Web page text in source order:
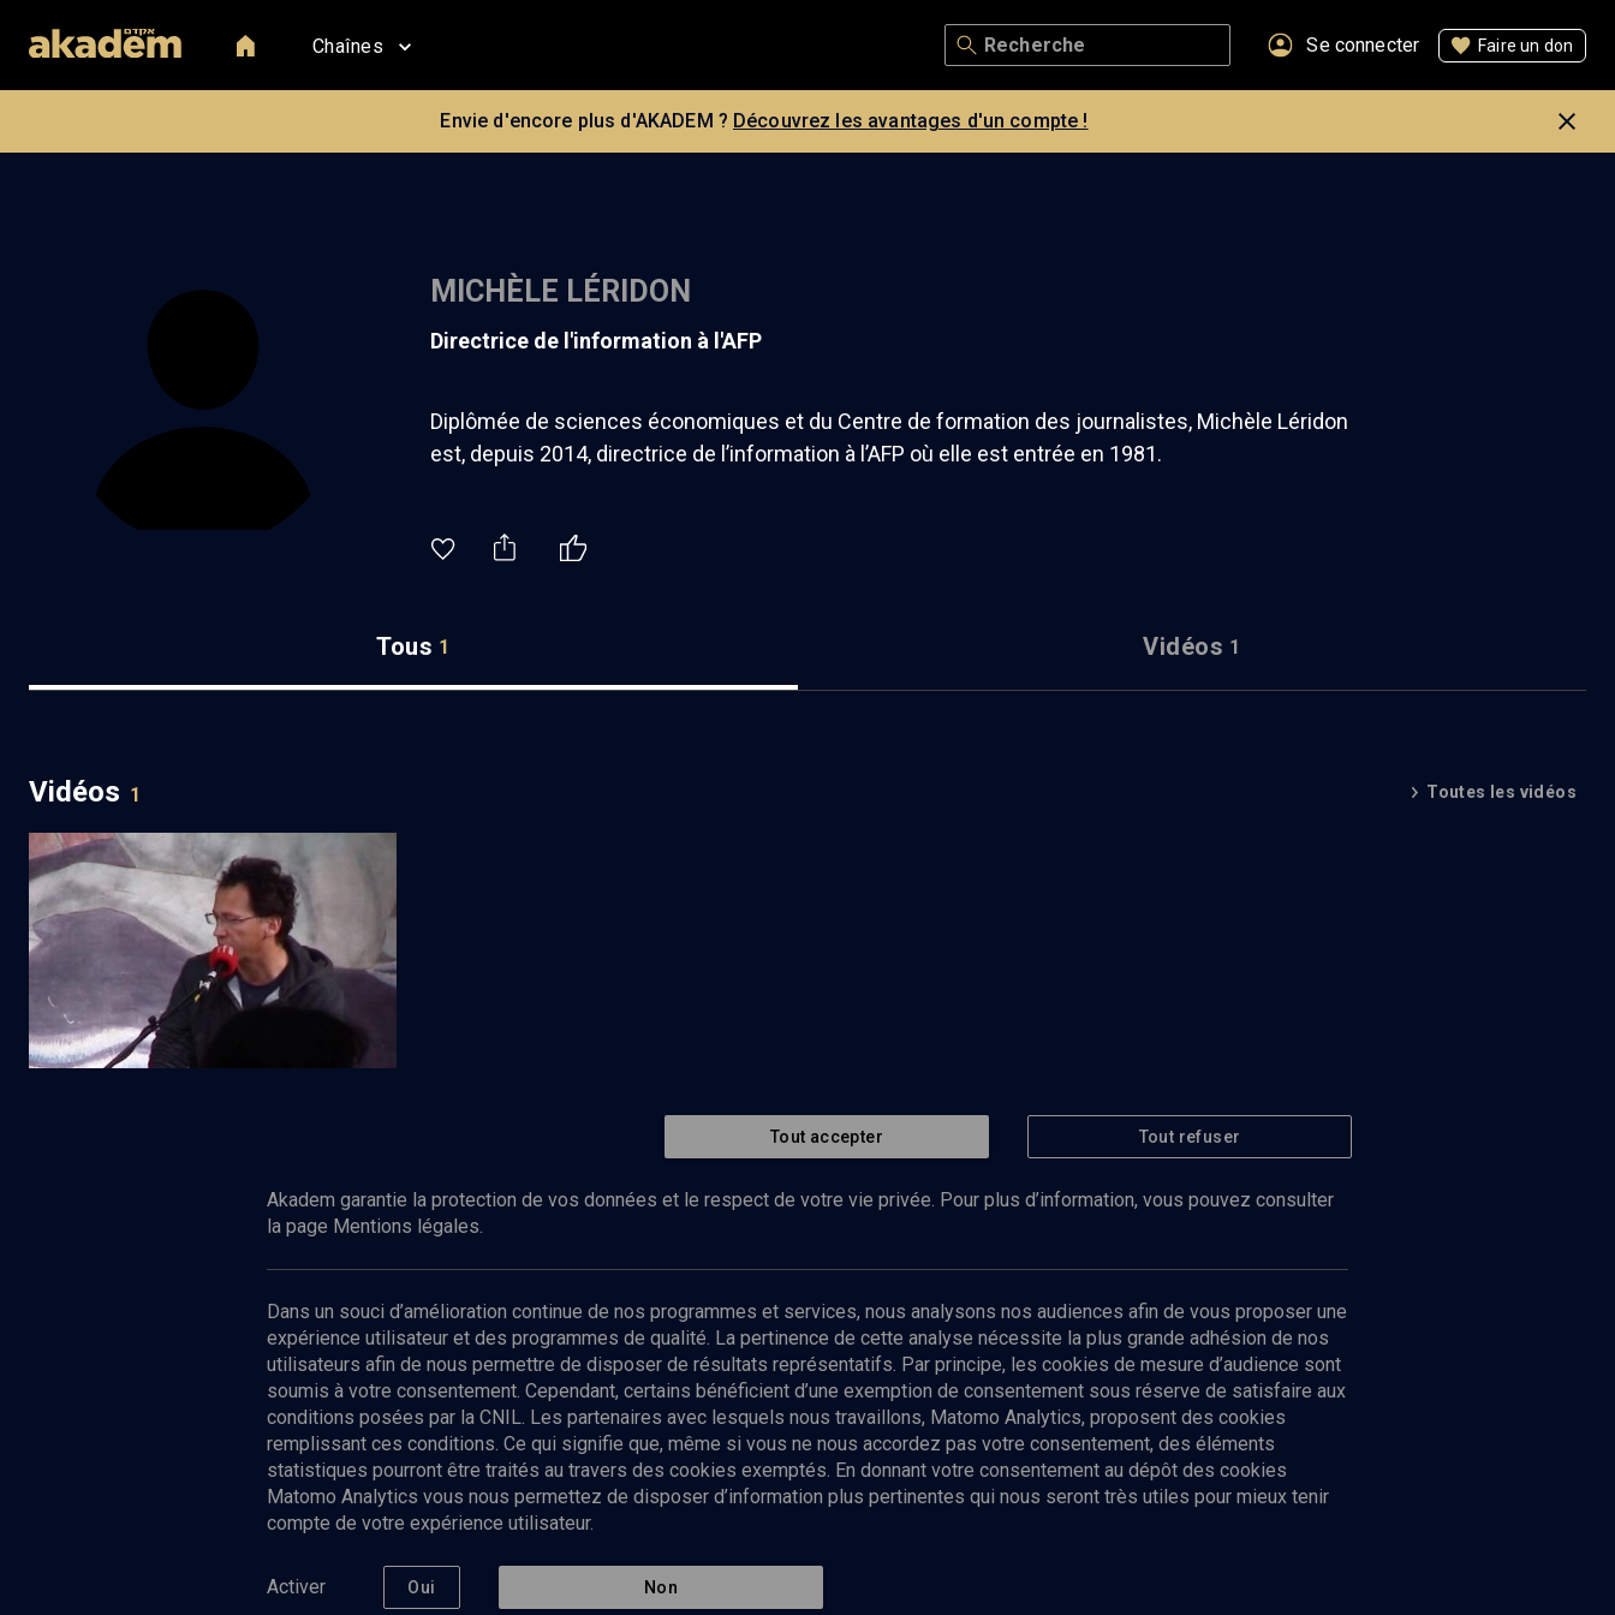
Chaînes Se connecter Faire un don
Envie d'encore plus d'AKADEM ? Découvrez les avantages d'un compte !
MICHÈLE LÉRIDON
directrice de l'information à l'AFP
Diplômée de sciences économiques et du Centre de formation des journalistes, Michèle Léridon
est, depuis 2014, directrice de l’information à l’AFP où elle est entrée en 1981.
Tous 1 Vidéos 1
Vidéos 1 Toutes les vidéos
Crise des migrants (2/3)
Abonnez-vous à notre newsletter
Envoyer
Nos Chaines
Tout accepter Tout refuser
Akadem garantie la protection de vos données et le respect de votre vie privée. Pour plus d’information, vous pouvez consulter
la page Mentions légales.
Dans un souci d’amélioration continue de nos programmes et services, nous analysons nos audiences afin de vous proposer une
expérience utilisateur et des programmes de qualité. La pertinence de cette analyse nécessite la plus grande adhésion de nos
utilisateurs afin de nous permettre de disposer de résultats représentatifs. Par principe, les cookies de mesure d’audience sont
soumis à votre consentement. Cependant, certains bénéficient d’une exemption de consentement sous réserve de satisfaire aux
conditions posées par la CNIL. Les partenaires avec lesquels nous travaillons, Matomo Analytics, proposent des cookies
remplissant ces conditions. Ce qui signifie que, même si vous ne nous accordez pas votre consentement, des éléments
statistiques pourront être traités au travers des cookies exemptés. En donnant votre consentement au dépôt des cookies
Matomo Analytics vous nous permettez de disposer d’information plus pertinentes qui nous seront très utiles pour mieux tenir
compte de votre expérience utilisateur.
Activer Oui Non